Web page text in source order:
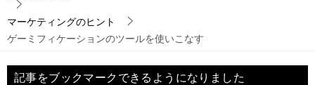
マーケティングのヒント
ゲーミフィケーションのツールを使いこなす
記事をブックマークできるようになりました